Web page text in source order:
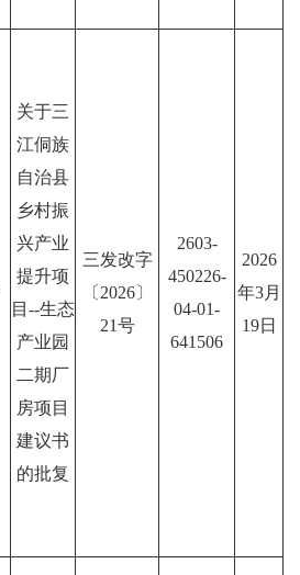
关于三
江侗族
自治县
乡村振
兴产业
提升项
目--生态
产业园
二期厂
房项目
建议书
的批复
三发改字
〔2026〕
21号
2603-
450226-
04-01-
641506
2026
年3月
19日